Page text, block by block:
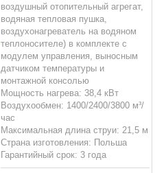
воздушный отопительный агрегат,
водяная тепловая пушка,
воздухонагреватель на водяном
теплоносителе) в комплекте с
модулем управления, выносным
датчиком температуры и
монтажной консолью
Мощность нагрева: 38,4 кВт
Воздухообмен: 1400/2400/3800 м³/
час
Максимальная длина струи: 21,5 м
Страна изготовления: Польша
Гарантийный срок: 3 года